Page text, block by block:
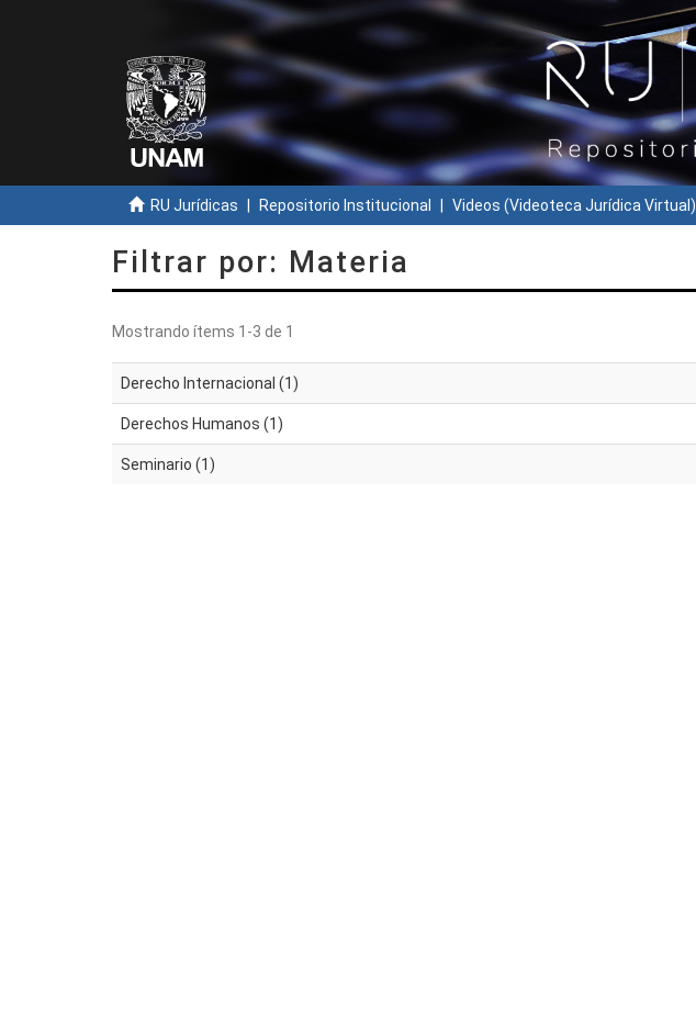
RU Jurídicas Repositorio Institucional Videos (Videoteca Jurídica Virtual)
Filtrar por: Materia
Mostrando ítems 1-3 de 1
Derecho Internacional (1)
Derechos Humanos (1)
Seminario (1)